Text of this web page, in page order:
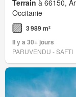
Terrain à 66150,
Occitanie
3 989 m²
Il y a 30+ jours
PARUVENDU - SAFTI